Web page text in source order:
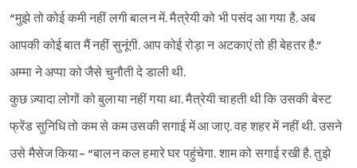
Sign in
“मुझे तो कोई कमी नहीं लगी बालन में. मैत्रेयी को भी पसंद आ गया है. अब
आपकी कोई बात मैं नहीं सुनूंगी. आप कोई रोड़ा न अटकाएं तो ही बेहतर है.”
अम्मा ने अप्पा को जैसे चुनौती दे डाली थी.
कुछ ज़्यादा लोगों को बुलाया नहीं गया था. मैत्रेयी चाहती थी कि उसकी बेस्ट
फ्रेंड सुनिधि तो कम से कम उसकी सगाई में आ जाए. वह शहर में नहीं थी. उसने
उसे मैसेज किया- “बालन कल हमारे घर पहुंचेगा. शाम को सगाई रखी है. तुझे